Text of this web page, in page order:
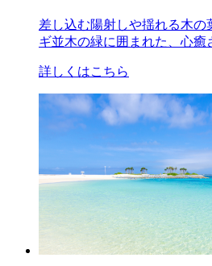
差し込む陽射しや揺れる木の
ギ並木の緑に囲まれた、心癒
詳しくはこちら